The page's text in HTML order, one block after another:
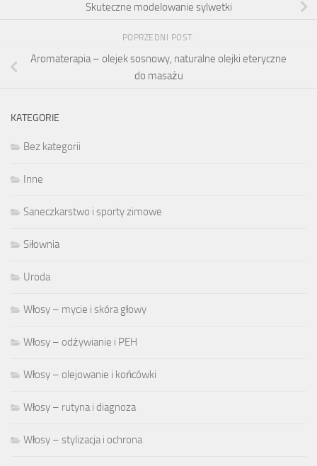
Skuteczne modelowanie sylwetki
POPRZEDNI POST
Aromaterapia – olejek sosnowy, naturalne olejki eteryczne
do masażu
KATEGORIE
Bez kategorii
Inne
Saneczkarstwo i sporty zimowe
Siłownia
Uroda
Włosy – mycie i skóra głowy
Włosy – odżywianie i PEH
Włosy – olejowanie i końcówki
Włosy – rutyna i diagnoza
Włosy – stylizacja i ochrona